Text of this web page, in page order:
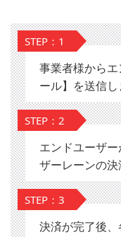
STEP：1
事業者様から
ール】を送信し
STEP：2
エンドユーザ
ザーレーンの決
STEP：3
決済が完了後